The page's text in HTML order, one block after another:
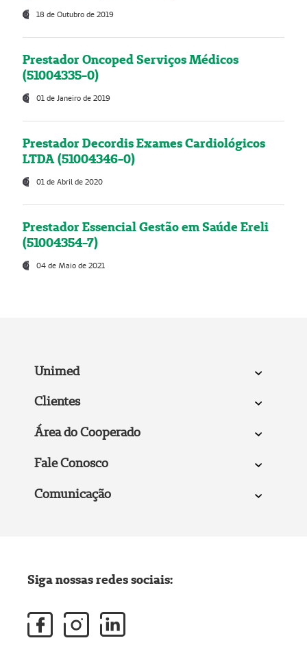
18 de Outubro de 2019
Prestador Oncoped Serviços Médicos
(51004335-0)
01 de Janeiro de 2019
Prestador Decordis Exames Cardiológicos
LTDA (51004346-0)
01 de Abril de 2020
Prestador Essencial Gestão em Saúde Ereli
(51004354-7)
04 de Maio de 2021
Unimed
Clientes
Área do Cooperado
Fale Conosco
Comunicação
Siga nossas redes sociais: